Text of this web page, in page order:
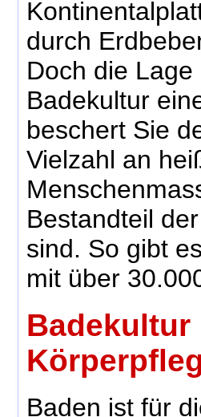
durch
Doch die
Badekultur
beschert Sie
Vielzahl an
Bestandteil
sind. So gibt
mit über
Badekultur
Baden ist für